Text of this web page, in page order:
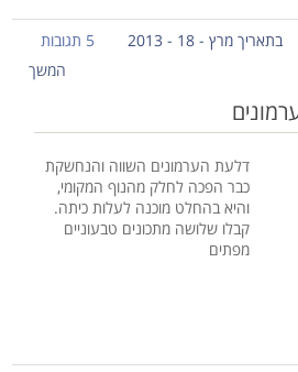
בתאריך מרץ - 18 - 2013
5 תגובות
המשך
דלעת הערמונים השווה והנחשקת
כבר הפכה לחלק מהנוף המקומי,
והיא בהחלט מוכנה לעלות כיתה.
קבלו שלושה מתכונים טבעוניים
מפתים